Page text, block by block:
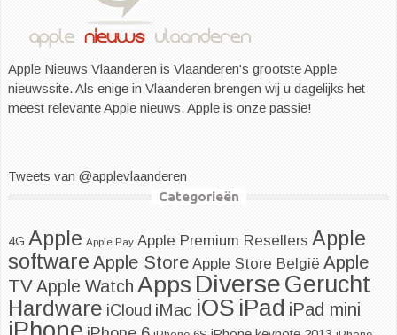
Apple Nieuws Vlaanderen is Vlaanderen's grootste Apple
nieuwssite. Als enige in Vlaanderen brengen wij u dagelijks het
meest relevante Apple nieuws. Apple is onze passie!
Tweets van @applevlaanderen
Categorieën
4G Apple Apple Pay Apple Premium Resellers Apple
software Apple Store Apple Store België Apple
TVApple Watch Apps Diverse Gerucht
Hardware iCloud iMac iOS iPad iPad mini